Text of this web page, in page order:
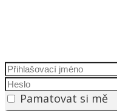
Pamatovat si mě